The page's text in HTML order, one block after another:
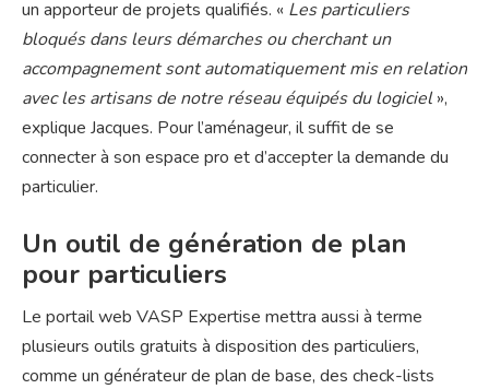
un apporteur de projets qualifiés. « Les particuliers
bloqués dans leurs démarches ou cherchant un
accompagnement sont automatiquement mis en relation
avec les artisans de notre réseau équipés du logiciel»,
explique Jacques. Pour l’aménageur, il suffit de se
connecter à son espace pro et d’accepter la demande du
particulier.
Un outil de génération de plan
pour particuliers
Le portail web VASP Expertise mettra aussi à terme
plusieurs outils gratuits à disposition des particuliers,
comme un générateur de plan de base, des check-lists